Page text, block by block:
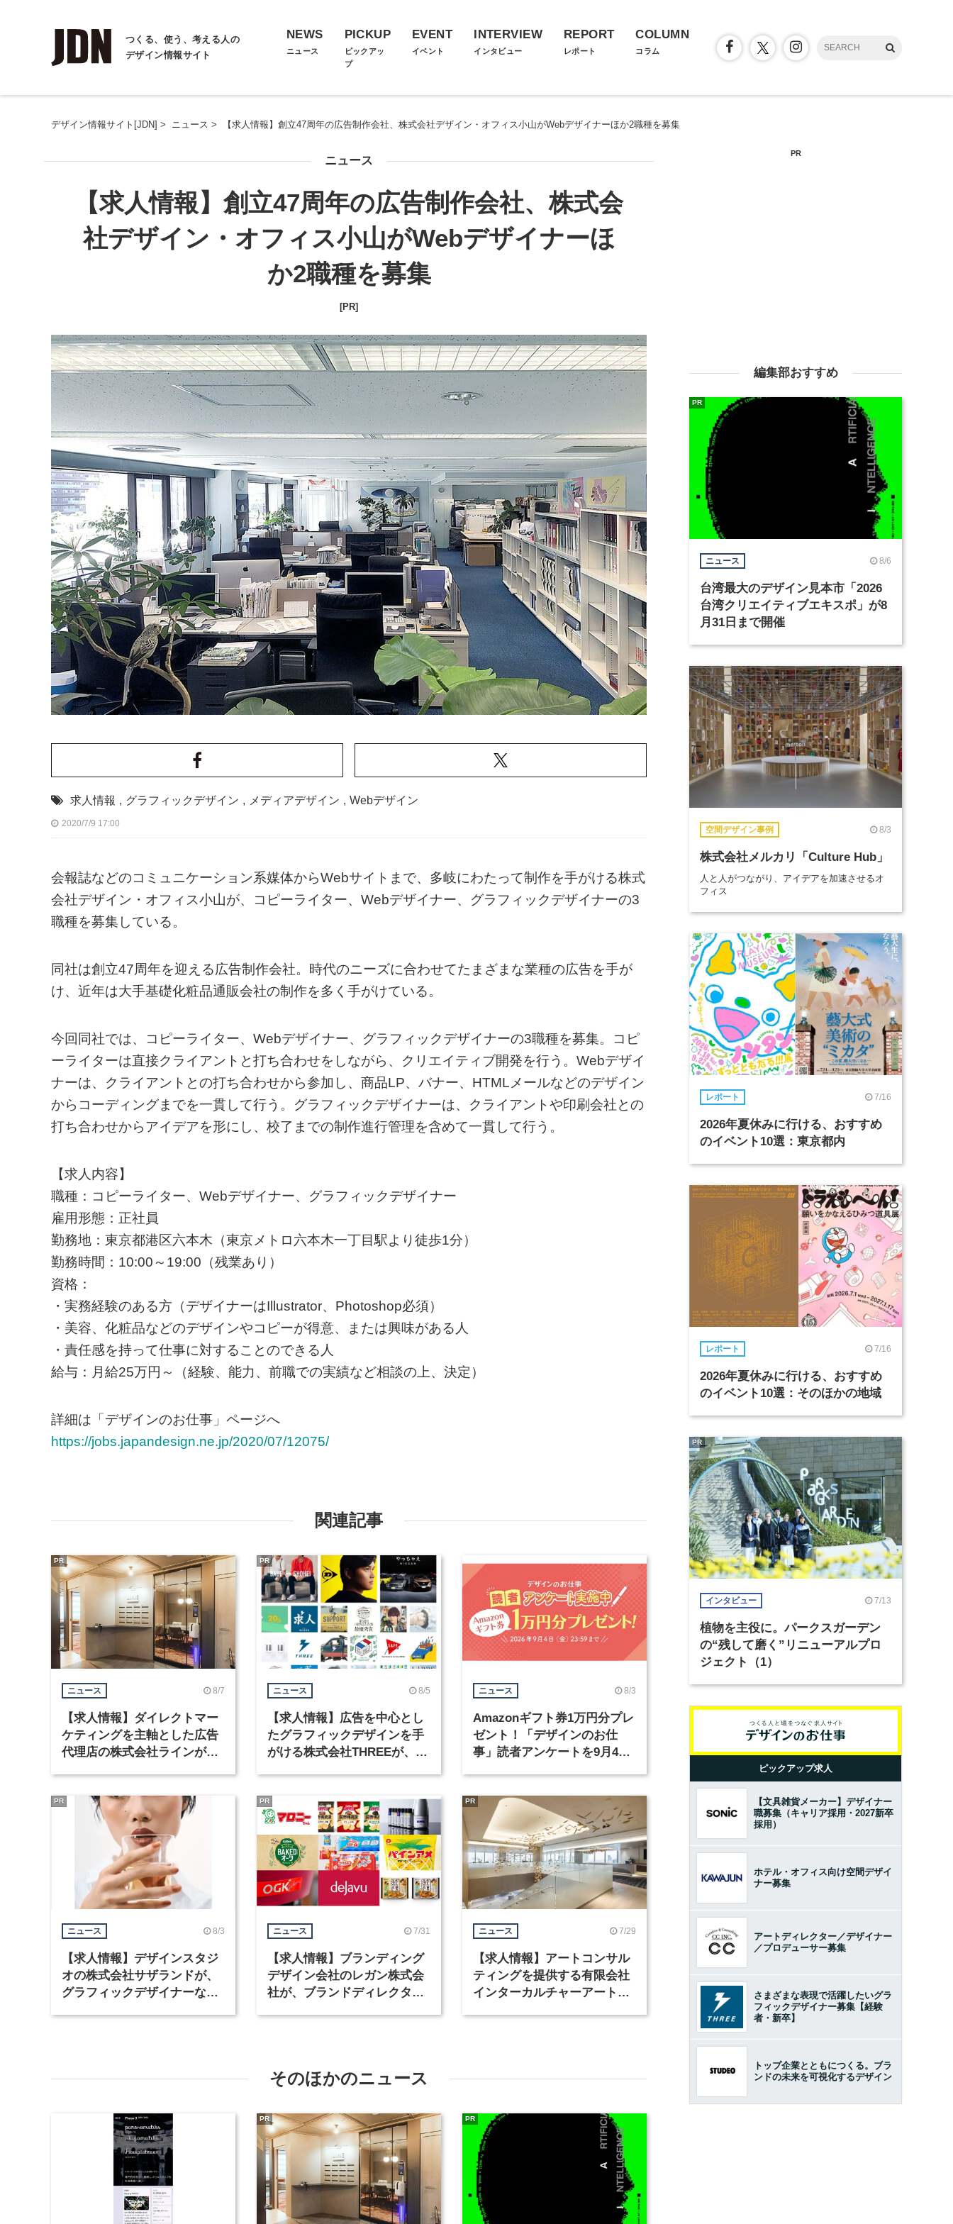
つくる、使う、考える人の
デザイン情報サイト
NEWS
ニュース
PICKUP
ピックアッ
プ
EVENT
イベント
INTERVIEW
インタビュー
REPORT
レポート
COLUMN
コラム
デザイン情報サイト[JDN] > ニュース > 【求人情報】創立47周年の広告制作会社、株式会社デザイン・オフィス小山がWebデザイナーほか2職種を募集
ニュース
【求人情報】創立47周年の広告制作会社、株式会
社デザイン・オフィス小山がWebデザイナーほ
か2職種を募集
[PR]
求人情報 , グラフィックデザイン , メディアデザイン , Webデザイン
2020/7/9 17:00
会報誌などのコミュニケーション系媒体からWebサイトまで、多岐にわたって制作を手がける株式
会社デザイン・オフィス小山が、コピーライター、Webデザイナー、グラフィックデザイナーの3
職種を募集している。
同社は創立47周年を迎える広告制作会社。時代のニーズに合わせてたまざまな業種の広告を手が
け、近年は大手基礎化粧品通販会社の制作を多く手がけている。
今回同社では、コピーライター、Webデザイナー、グラフィックデザイナーの3職種を募集。コピ
ーライターは直接クライアントと打ち合わせをしながら、クリエイティブ開発を行う。Webデザイ
ナーは、クライアントとの打ち合わせから参加し、商品LP、バナー、HTMLメールなどのデザイン
からコーディングまでを一貫して行う。グラフィックデザイナーは、クライアントや印刷会社との
打ち合わせからアイデアを形にし、校了までの制作進行管理を含めて一貫して行う。
【求人内容】
職種：コピーライター、Webデザイナー、グラフィックデザイナー
雇用形態：正社員
勤務地：東京都港区六本木（東京メトロ六本木一丁目駅より徒歩1分）
勤務時間：10:00～19:00（残業あり）
資格：
・実務経験のある方（デザイナーはIllustrator、Photoshop必須）
・美容、化粧品などのデザインやコピーが得意、または興味がある人
・責任感を持って仕事に対することのできる人
給与：月給25万円～（経験、能力、前職での実績など相談の上、決定）
詳細は「デザインのお仕事」ページへ
https://jobs.japandesign.ne.jp/2020/07/12075/
関連記事
ニュース 8/7
【求人情報】ダイレクトマー
ケティングを主軸とした広告
代理店の株式会社ラインが、
PR
ニュース 8/5
【求人情報】広告を中心とし
たグラフィックデザインを手
がける株式会社THREEが、グ
PR
ニュース 8/3
Amazonギフト券1万円分プレ
ゼント！「デザインのお仕
事」読者アンケートを9月4日
ニュース 8/3
【求人情報】デザインスタジ
オの株式会社サザランドが、
グラフィックデザイナーなど2
PR
ニュース 7/31
【求人情報】ブランディング
デザイン会社のレガン株式会
社が、ブランドディレクター
PR
ニュース 7/29
【求人情報】アートコンサル
ティングを提供する有限会社
インターカルチャーアート
PR
そのほかのニュース
PR PR
PR
編集部おすすめ
ニュース 8/6
台湾最大のデザイン見本市「2026
台湾クリエイティブエキスポ」が8
月31日まで開催
PR
空間デザイン事例 8/3
株式会社メルカリ「Culture Hub」
人と人がつながり、アイデアを加速させるオ
フィス
レポート 7/16
2026年夏休みに行ける、おすすめ
のイベント10選：東京都内
レポート 7/16
2026年夏休みに行ける、おすすめ
のイベント10選：そのほかの地域
インタビュー 7/13
植物を主役に。パークスガーデン
の“残して磨く”リニューアルプロ
ジェクト（1）
PR
ピックアップ求人
【文具雑貨メーカー】デザイナー
職募集（キャリア採用・2027新卒
採用）
ホテル・オフィス向け空間デザイ
ナー募集
アートディレクター／デザイナー
／プロデューサー募集
さまざまな表現で活躍したいグラ
フィックデザイナー募集【経験
者・新卒】
トップ企業とともにつくる。ブラ
ンドの未来を可視化するデザイン